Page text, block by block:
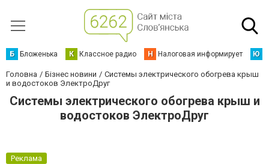
Б Бложенька К Классное радио Н Налоговая информирует Ю
Головна Бізнес новини
Системы электрического обогрева крыш
и водостоков ЭлектроДруг
Системы электрического обогрева крыш и
водостоков ЭлектроДруг
Реклама